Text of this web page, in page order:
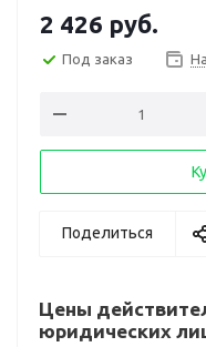
2 426 руб.
Под заказ
Поделиться
Цены
юридических